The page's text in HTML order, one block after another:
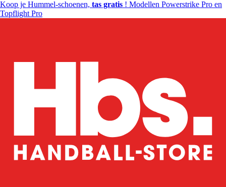
Koop je Hummel-schoenen, tas gratis ! Modellen Powerstrike Pro en
Topflight Pro